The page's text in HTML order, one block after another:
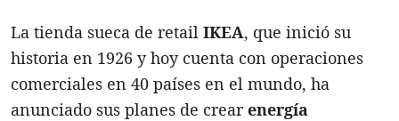
La tienda sueca de retail IKEA, que inició su
historia en 1926 y hoy cuenta con operaciones
comerciales en 40 países en el mundo, ha
anunciado sus planes de crearenergía